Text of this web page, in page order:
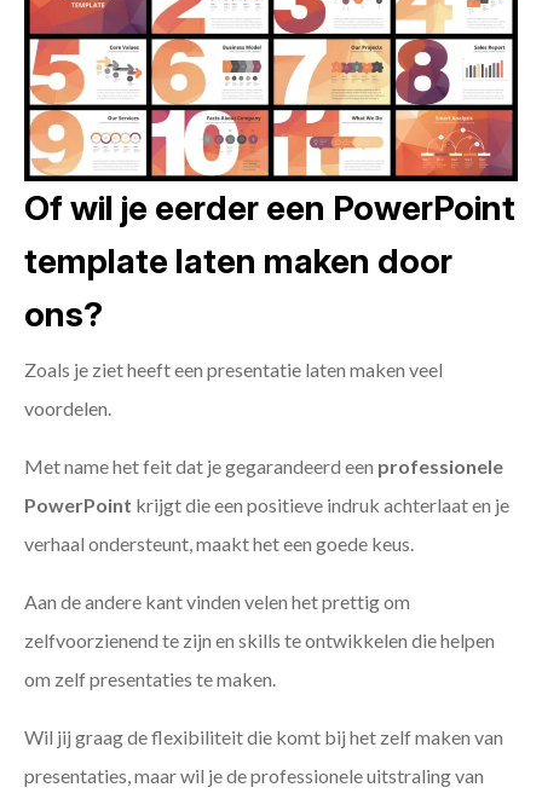
Of wil je eerder een PowerPoint
template laten maken door
ons?
Zoals je ziet heeft een presentatie laten maken veel
voordelen.
Met name het feit dat je gegarandeerd een professionele
PowerPoint krijgt die een positieve indruk achterlaat en je
verhaal ondersteunt, maakt het een goede keus.
Aan de andere kant vinden velen het prettig om
zelfvoorzienend te zijn en skills te ontwikkelen die helpen
om zelf presentaties te maken.
Wil jij graag de flexibiliteit die komt bij het zelf maken van
presentaties, maar wil je de professionele uitstraling van